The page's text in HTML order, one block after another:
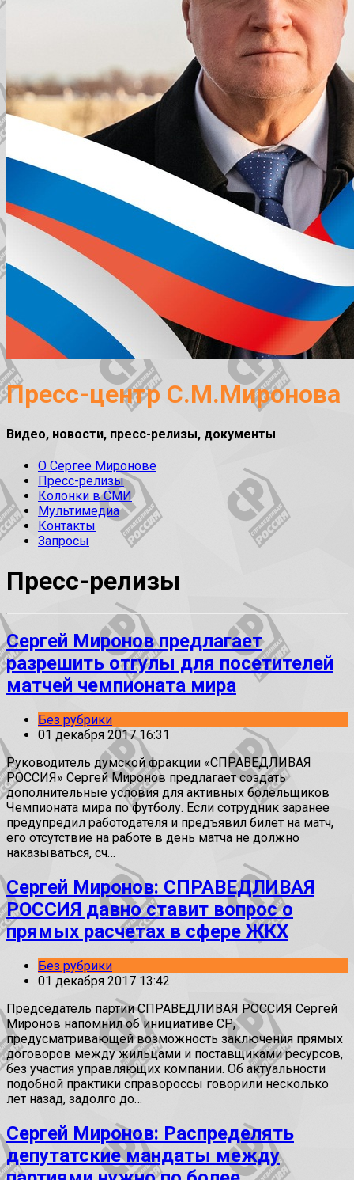
Пресс-центр С.М.Миронова
Видео, новости, пресс-релизы, документы
О Сергее Миронове
Пресс-релизы
Колонки в СМИ
Мультимедиа
Контакты
Запросы
Пресс-релизы
Сергей Миронов предлагает
разрешить отгулы для посетителей
матчей чемпионата мира
Без рубрики
01 декабря 2017 16:31
Руководитель думской фракции «СПРАВЕДЛИВАЯ
РОССИЯ» Сергей Миронов предлагает создать
дополнительные условия для активных болельщиков
Чемпионата мира по футболу. Если сотрудник заранее
предупредил работодателя и предъявил билет на матч,
его отсутствие на работе в день матча не должно
наказываться, сч…
Сергей Миронов: СПРАВЕДЛИВАЯ
РОССИЯ давно ставит вопрос о
прямых расчетах в сфере ЖКХ
Без рубрики
01 декабря 2017 13:42
Председатель партии СПРАВЕДЛИВАЯ РОССИЯ Сергей
Миронов напомнил об инициативе СР,
предусматривающей возможность заключения прямых
договоров между жильцами и поставщиками ресурсов,
без участия управляющих компании. Об актуальности
подобной практики справороссы говорили несколько
лет назад, задолго до…
Сергей Миронов: Распределять
депутатские мандаты между